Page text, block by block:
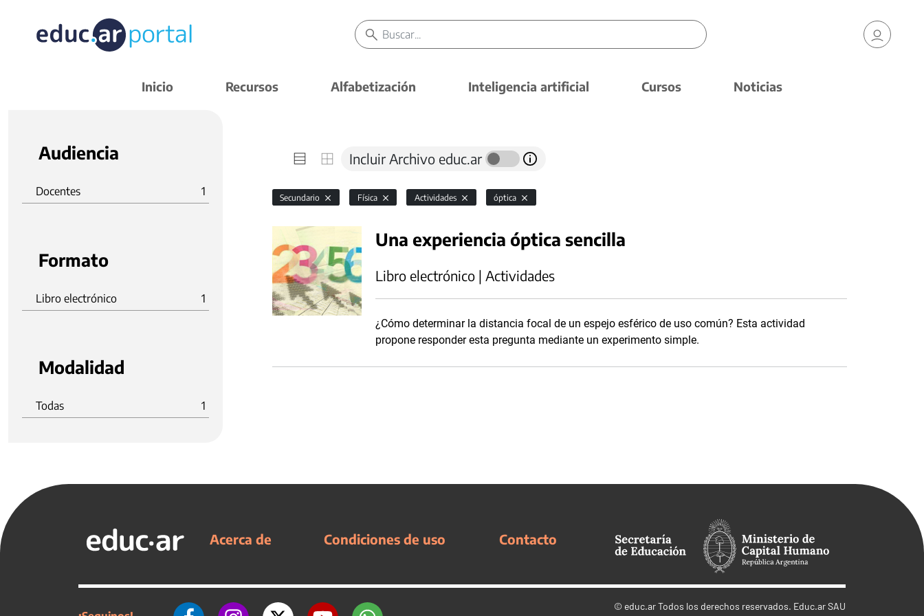
Inicio Recursos Alfabetización Inteligencia artificial Cursos Noticias
Audiencia
Docentes 1
Formato
Libro electrónico 1
Modalidad
Todas 1
Incluir Archivo educ.ar
Secundario Física Actividades óptica
Una experiencia óptica sencilla
Libro electrónico | Actividades
¿Cómo determinar la distancia focal de un espejo esférico de uso común? Esta actividad
propone responder esta pregunta mediante un experimento simple.
Acerca de Condiciones de uso Contacto
© educ.arTodos los derechos reservados. Educ.ar SAU